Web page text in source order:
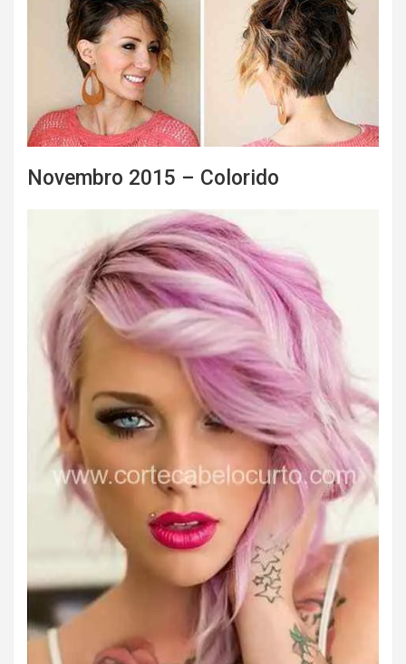
Novembro 2015 – Colorido